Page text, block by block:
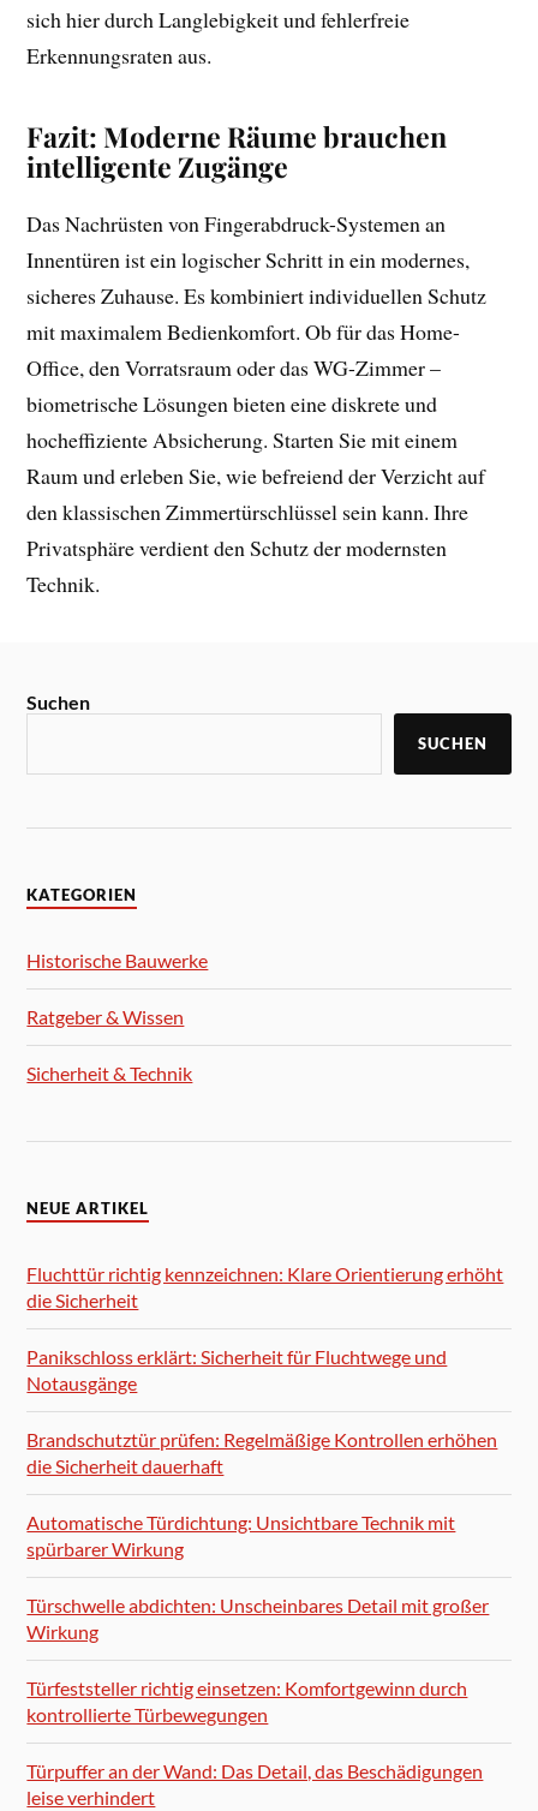
sich hier durch Langlebigkeit und fehlerfreie
Erkennungsraten aus.
Fazit: Moderne Räume brauchen
intelligente Zugänge
Das Nachrüsten von Fingerabdruck-Systemen an
Innentüren ist ein logischer Schritt in ein modernes,
sicheres Zuhause. Es kombiniert individuellen Schutz
mit maximalem Bedienkomfort. Ob für das Home-
Office, den Vorratsraum oder das WG-Zimmer –
biometrische Lösungen bieten eine diskrete und
hocheffiziente Absicherung. Starten Sie mit einem
Raum und erleben Sie, wie befreiend der Verzicht auf
den klassischen Zimmertürschlüssel sein kann. Ihre
Privatsphäre verdient den Schutz der modernsten
Technik.
Suchen
SUCHEN
KATEGORIEN
Historische Bauwerke
Ratgeber & Wissen
Sicherheit & Technik
NEUE ARTIKEL
Fluchttür richtig kennzeichnen: Klare Orientierung erhöht
die Sicherheit
Panikschloss erklärt: Sicherheit für Fluchtwege und
Notausgänge
Brandschutztür prüfen: Regelmäßige Kontrollen erhöhen
die Sicherheit dauerhaft
Automatische Türdichtung: Unsichtbare Technik mit
spürbarer Wirkung
Türschwelle abdichten: Unscheinbares Detail mit großer
Wirkung
Türfeststeller richtig einsetzen: Komfortgewinn durch
kontrollierte Türbewegungen
Türpuffer an der Wand: Das Detail, das Beschädigungen
leise verhindert